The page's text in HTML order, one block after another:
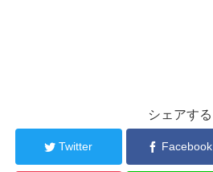
シェアする
Twitter Facebook